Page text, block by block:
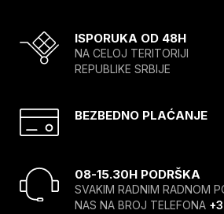
ISPORUKA OD 48H
NA CELOJ TERITORIJI
REPUBLIKE SRBIJE
BEZBEDNO PLAĆANJE
08-15.30H PODRŠKA
SVAKIM RADNIM RADNOM
NAS NA BROJ TELEFONA